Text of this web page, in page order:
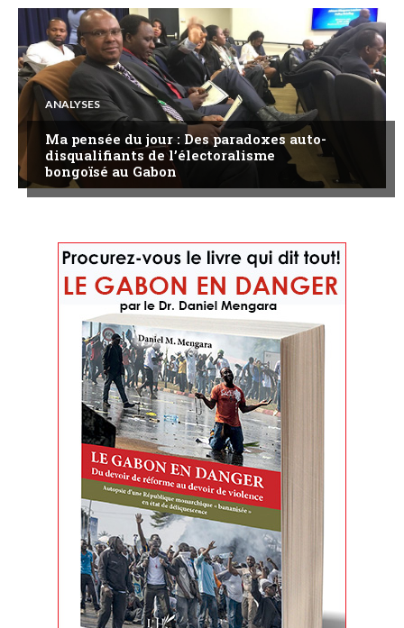
ANALYSES
Ma pensée du jour : Des paradoxes auto-
disqualifiants de l’électoralisme
bongoïsé au Gabon